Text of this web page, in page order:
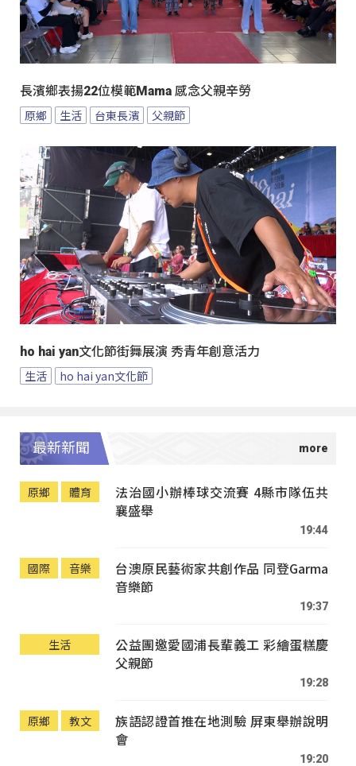
長濱鄉表揚22位模範Mama 感念父親辛勞
原鄉 生活 台東長濱 父親節
ho hai yan文化節街舞展演 秀青年創意活力
生活 ho hai yan文化節
最新新聞
原鄉 體育
法治國小辦棒球交流賽 4縣市隊伍共
襄盛舉
19:44
國際 音樂
台澳原民藝術家共創作品 同登Garma
音樂節
19:37
生活
公益團邀愛國浦長輩義工 彩繪蛋糕慶
父親節
19:28
原鄉 教文
族語認證首推在地測驗 屏東舉辦說明
會
19:20